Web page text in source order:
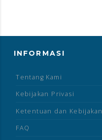
INFORMASI
Tentang Kami
Kebijakan Privasi
Ketentuan dan Kebijakan
FAQ